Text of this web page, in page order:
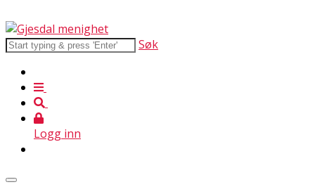
Søk
Logg inn